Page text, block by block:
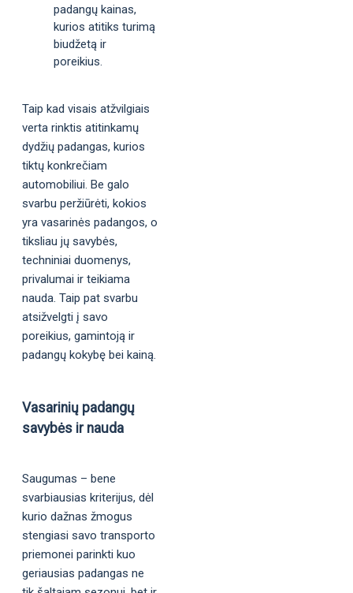
padangų kainas,
kurios atitiks turimą
biudžetą ir
poreikius.
Taip kad visais atžvilgiais
verta rinktis atitinkamų
dydžių padangas, kurios
tiktų konkrečiam
automobiliui. Be galo
svarbu peržiūrėti, kokios
yra vasarinės padangos, o
tiksliau jų savybės,
techniniai duomenys,
privalumai ir teikiama
nauda. Taip pat svarbu
atsižvelgti į savo
poreikius, gamintoją ir
padangų kokybę bei kainą.
Vasarinių padangų
savybės ir nauda
Saugumas – bene
svarbiausias kriterijus, dėl
kurio dažnas žmogus
stengiasi savo transporto
priemonei parinkti kuo
geriausias padangas ne